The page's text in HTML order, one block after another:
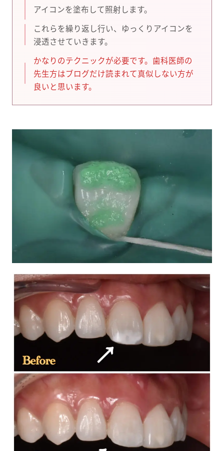
アイコンを塗布して照射します。
これらを繰り返し行い、ゆっくりアイコンを
浸透させていきます。
かなりのテクニックが必要です。歯科医師の
先生方はブログだけ読まれて真似しない方が
良いと思います。